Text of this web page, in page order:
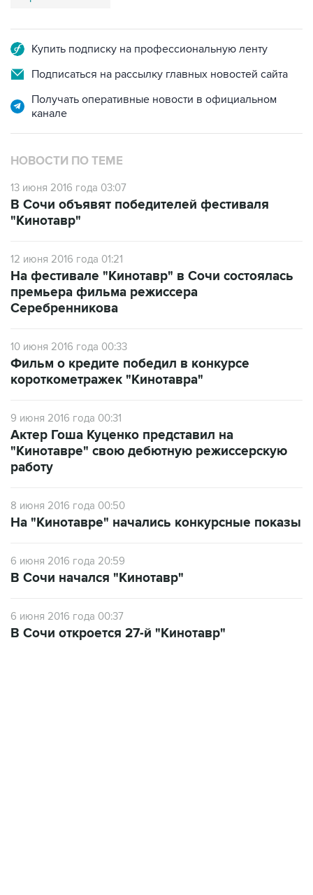
Купить подписку на профессиональную ленту
Подписаться на рассылку главных новостей сайта
Получать оперативные новости в официальном
канале
НОВОСТИ ПО ТЕМЕ
13 июня 2016 года 03:07
В Сочи объявят победителей фестиваля
"Кинотавр"
12 июня 2016 года 01:21
На фестивале "Кинотавр" в Сочи состоялась
премьера фильма режиссера
Серебренникова
10 июня 2016 года 00:33
Фильм о кредите победил в конкурсе
короткометражек "Кинотавра"
9 июня 2016 года 00:31
Актер Гоша Куценко представил на
"Кинотавре" свою дебютную режиссерскую
работу
8 июня 2016 года 00:50
На "Кинотавре" начались конкурсные показы
6 июня 2016 года 20:59
В Сочи начался "Кинотавр"
6 июня 2016 года 00:37
В Сочи откроется 27-й "Кинотавр"